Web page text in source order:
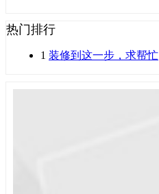
热门排行
1 装修到这一步，求帮忙